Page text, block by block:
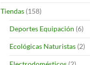
Tiendas (158)
Deportes Equipación (6)
Ecológicas Naturistas (2)